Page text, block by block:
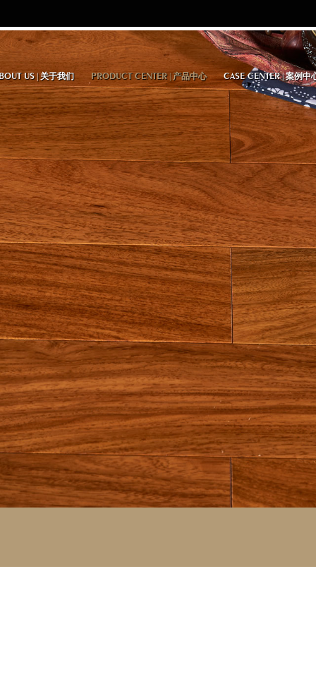
US|关于我们 PRODUCT CENTER| 产品中心 CASE CENTER|案例中